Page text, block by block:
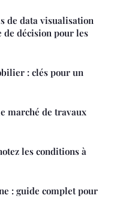
de data visualisation
décision pour les
: clés pour un
marché de travaux
les conditions à
: guide complet pour